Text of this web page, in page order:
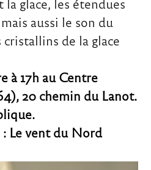
la glace, les étendues
aussi le son du
de la glace
à 17h au Centre
20 chemin du Lanot.
Le vent du Nord